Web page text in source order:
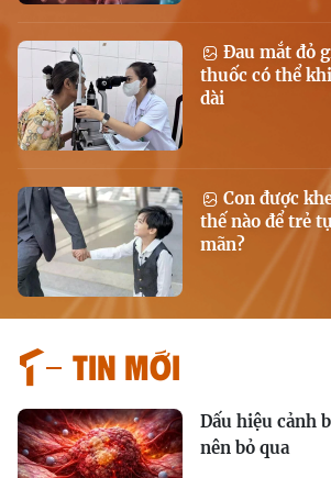
Đau mắt đỏ
thuốc có thể
dài
Con được
thế nào để trẻ
mãn?
Tin mới
Dấu hiệu cảnh
nên bỏ qua